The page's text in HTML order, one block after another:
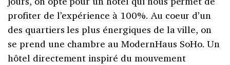
profiter de l’expérience à 100%. Au coeur d’un
des quartiers les plus énergiques de la ville, on
se prend une chambre au ModernHaus SoHo. Un
hôtel directement inspiré du mouvement